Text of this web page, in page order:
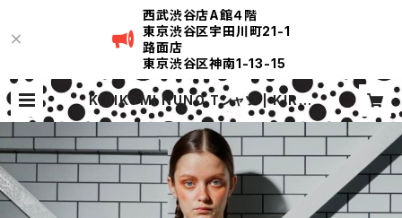
西武渋谷店A館４階
東京渋谷区宇田川町21-1
路面店
東京渋谷区神南1-13-15
KIRIKOMI NUNO Tシャツ | KIRIK
OMI